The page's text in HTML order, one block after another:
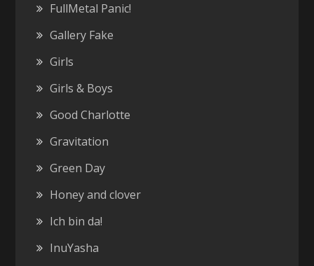
FullMetal Panic!
Gallery Fake
Girls
Girls & Boys
Good Charlotte
Gravitation
Green Day
Honey and clover
Ich bin da!
InuYasha